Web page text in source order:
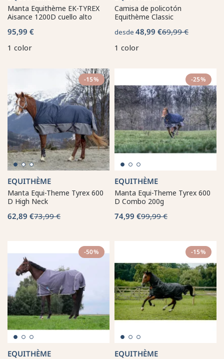
Manta Equithème EK-TYREX
Aisance 1200D cuello alto
95,99 €
1 color
Camisa de policotón
Equithème Classic
desde 48,99 €69,99 €
1 color
-15%
EQUITHÈME
Manta Equi-Theme Tyrex 600
D High Neck
62,89 €73,99 €
-25%
EQUITHÈME
Manta Equi-Theme Tyrex 600
D Combo 200g
74,99 €99,99 €
-50%
EQUITHÈME
-15%
EQUITHÈME